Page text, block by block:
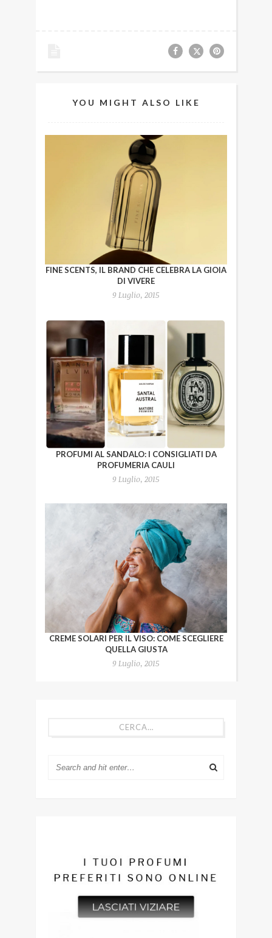
YOU MIGHT ALSO LIKE
FINE SCENTS, IL BRAND CHE CELEBRA LA GIOIA
DI VIVERE
9 Luglio, 2015
PROFUMI AL SANDALO: I CONSIGLIATI DA
PROFUMERIA CAULI
9 Luglio, 2015
CREME SOLARI PER IL VISO: COME SCEGLIERE
QUELLA GIUSTA
9 Luglio, 2015
CERCA…